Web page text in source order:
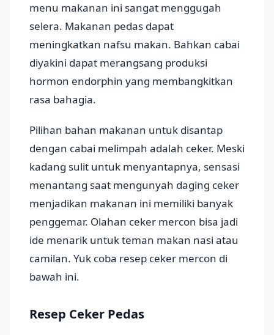
menu makanan ini sangat menggugah
selera. Makanan pedas dapat
meningkatkan nafsu makan. Bahkan cabai
diyakini dapat merangsang produksi
hormon endorphin yang membangkitkan
rasa bahagia.
Pilihan bahan makanan untuk disantap
dengan cabai melimpah adalah ceker. Meski
kadang sulit untuk menyantapnya, sensasi
menantang saat mengunyah daging ceker
menjadikan makanan ini memiliki banyak
penggemar. Olahan ceker mercon bisa jadi
ide menarik untuk teman makan nasi atau
camilan. Yuk coba resep ceker mercon di
bawah ini.
Resep Ceker Pedas